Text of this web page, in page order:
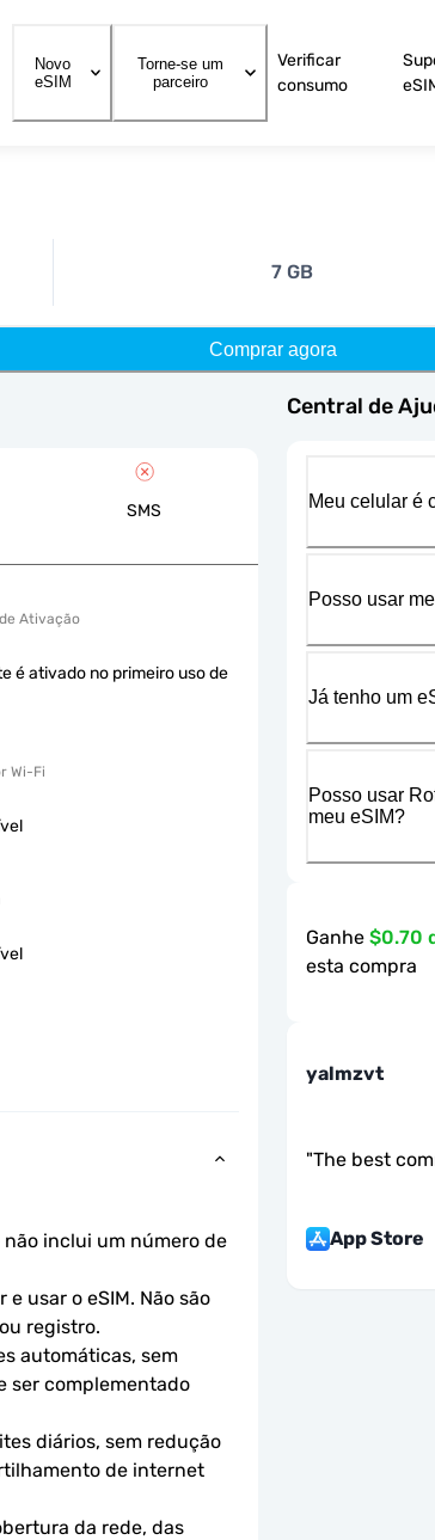
Novo
eSIM
Torne-se um
parceiro
Verificar
consumo
7 GB
Comprar agora
SMS
Ativação
é ativado no primeiro uso de
Wi-Fi
não inclui um número de
usar o eSIM. Não são
registro.
automáticas, sem
ser complementado
diários, sem redução
de internet
da rede, das
Central de
Meu celular é
Posso usar
Já tenho um
Posso usar
meu eSIM?
Ganhe $0.70
esta compra
yalmzvt
"The best
App Store